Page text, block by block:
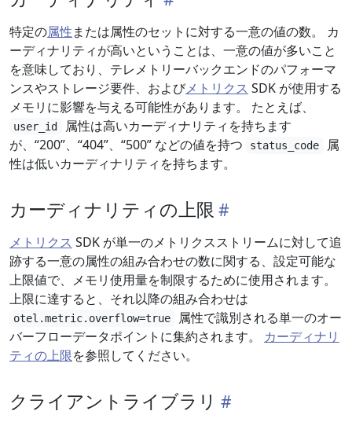
特定の属性または属性のセットに対する一意の値の数。 カ
ーディナリティが高いということは、一意の値が多いこと
を意味しており、テレメトリーバックエンドのパフォーマ
ンスやストレージ要件、およびメトリクス SDK が使用する
メモリに影響を与える可能性があります。 たとえば、
user_id
属性は高いカーディナリティを持ちます
が、“200”、“404”、“500” などの値を持つ
status_code
属
性は低いカーディナリティを持ちます。
カーディナリティの上限
メトリクス SDK が単一のメトリクスストリームに対して追
跡する一意の属性の組み合わせの数に関する、設定可能な
上限値で、メモリ使用量を制限するために使用されます。
上限に達すると、それ以降の組み合わせは
otel.metric.overflow=true
属性で識別される単一のオー
バーフローデータポイントに集約されます。 カーディナリ
ティの上限を参照してください。
クライアントライブラリ